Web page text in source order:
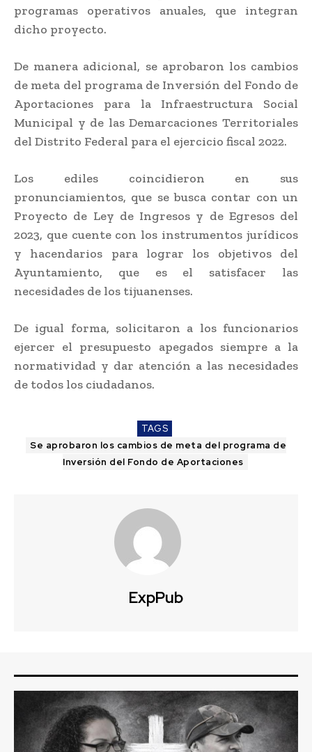
programas operativos anuales, que integran
dicho proyecto.
De manera adicional, se aprobaron los cambios
de meta del programa de Inversión del Fondo de
Aportaciones para la Infraestructura Social
Municipal y de las Demarcaciones Territoriales
del Distrito Federal para el ejercicio fiscal 2022.
Los ediles coincidieron en sus
pronunciamientos, que se busca contar con un
Proyecto de Ley de Ingresos y de Egresos del
2023, que cuente con los instrumentos jurídicos
y hacendarios para lograr los objetivos del
Ayuntamiento, que es el satisfacer las
necesidades de los tijuanenses.
De igual forma, solicitaron a los funcionarios
ejercer el presupuesto apegados siempre a la
normatividad y dar atención a las necesidades
de todos los ciudadanos.
TAGS
Se aprobaron los cambios de meta del programa de
Inversión del Fondo de Aportaciones
ExpPub